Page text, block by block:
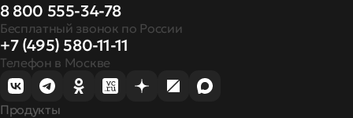
8 800 555-34-78
Бесплатный звонок по России
+7 (495) 580-11-11
Телефон в Москве
Продукты